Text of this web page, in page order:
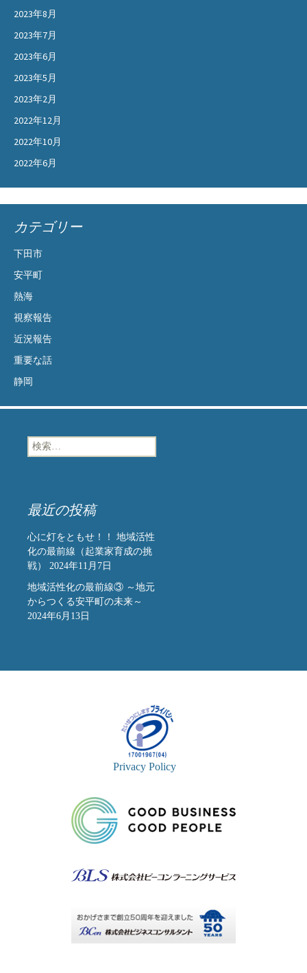
2023年8月
2023年7月
2023年6月
2023年5月
2023年2月
2022年12月
2022年10月
2022年6月
カテゴリー
下田市
安平町
熱海
視察報告
近況報告
重要な話
静岡
検
索:
最近の投稿
心に灯をともせ！！ 地域活性
化の最前線（起業家育成の挑
戦）
2024年11月7日
地域活性化の最前線③ ～地元
からつくる安平町の未来～
2024年6月13日
Privacy Policy